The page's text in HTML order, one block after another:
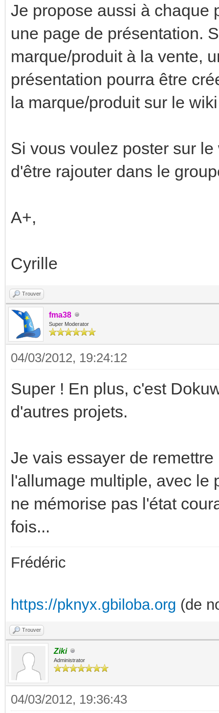
Je propose aussi à chaque
une page de présentation.
marque/produit à la vente,
présentation pourra être
la marque/produit sur le
Si vous voulez poster sur
d'être rajouter dans le
A+,
Cyrille
Trouver
fma38
Super Moderator
04/03/2012, 19:24:12
Super ! En plus, c'est
d'autres projets.
Je vais essayer de
l'allumage multiple, avec le
ne mémorise pas l'état
fois...
Frédéric
https://pknyx.gbiloba.org (de
Trouver
Ziki
Administrator
04/03/2012, 19:36:43